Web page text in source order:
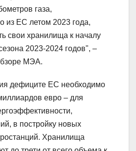
газа,
из ЕС летом 2023 года,
свои хранилища к началу
2023-2024 годов", –
МЭА.
дефиците ЕС необходимо
евро – для
в постройку новых
Хранилища